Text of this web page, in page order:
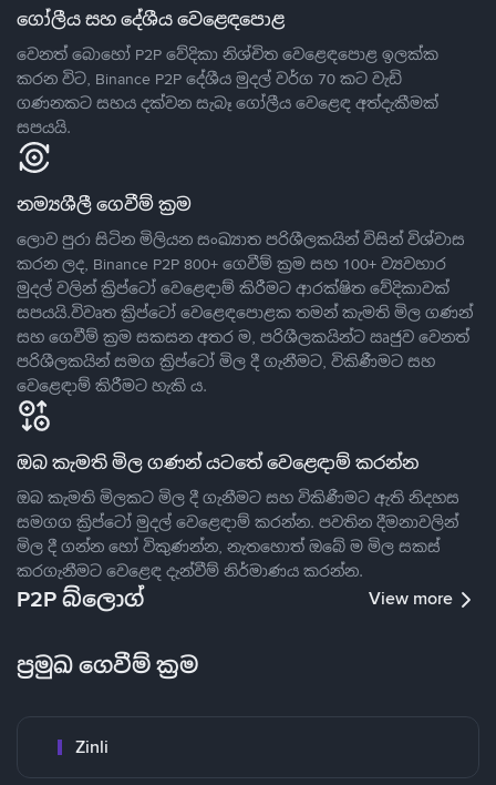
ගෝලීය සහ දේශීය වෙළෙඳපොළ
වෙනත් බොහෝ P2P වේදිකා නිශ්චිත වෙළෙඳපොළ ඉලක්ක
කරන විට, Binance P2P දේශීය මුදල් වර්ග 70 කට වැඩි
ගණනකට සහය දක්වන සැබෑ ගෝලීය වෙළෙඳ අත්දැකීමක්
සපයයි.
නම්‍යශීලී ගෙවීම් ක්‍රම
ලොව පුරා සිටින මිලියන සංඛ්‍යාත පරිශීලකයින් විසින් විශ්වාස
කරන ලද, Binance P2P 800+ ගෙවීම් ක්‍රම සහ 100+ ව්‍යවහාර
මුදල් වලින් ක්‍රිප්ටෝ වෙළෙඳාම් කිරීමට ආරක්ෂිත වේදිකාවක්
සපයයි.විවෘත ක්‍රිප්ටෝ වෙළෙඳපොළක තමන් කැමති මිල ගණන්
සහ ගෙවීම් ක්‍රම සකසන අතර ම, පරිශීලකයින්ට ඍජුව වෙනත්
පරිශීලකයින් සමග ක්‍රිප්ටෝ මිල දී ගැනීමට, විකිණීමට සහ
වෙළෙඳාම් කිරීමට හැකි ය.
ඔබ කැමති මිල ගණන් යටතේ වෙළෙඳාම් කරන්න
ඔබ කැමති මිලකට මිල දී ගැනීමට සහ විකිණීමට ඇති නිදහස
සමගග ක්‍රිප්ටෝ මුදල් වෙළෙඳාම් කරන්න. පවතින දීමනාවලින්
මිල දී ගන්න හෝ විකුණන්න, නැතහොත් ඔබේ ම මිල සකස්
කරගැනීමට වෙළෙඳ දැන්වීම් නිර්මාණය කරන්න.
P2P බ්ලොග් View more
ප්‍රමුඛ ගෙවීම් ක්‍රම
Zinli